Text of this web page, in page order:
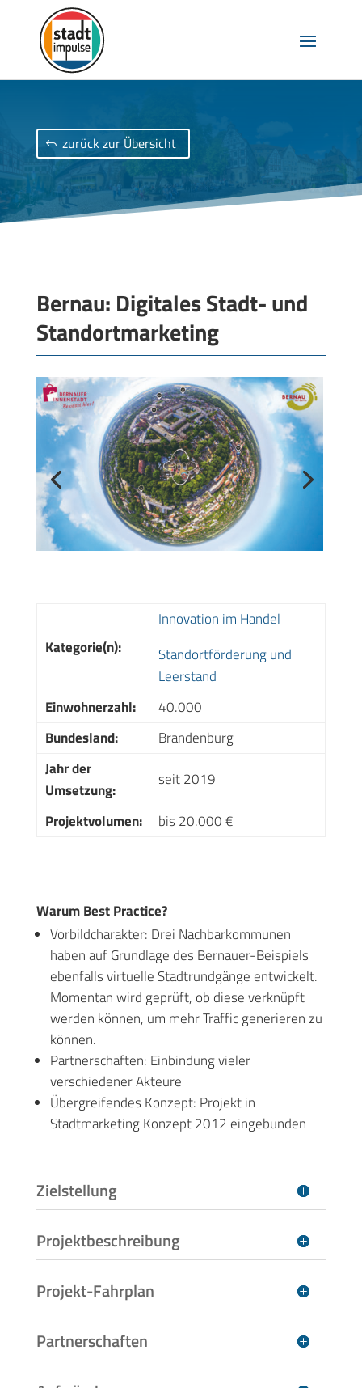
zurück zur Übersicht
Bernau: Digitales Stadt- und
Standortmarketing
Kategorie(n):
Innovation im Handel
Standortförderung und
Leerstand
Einwohnerzahl:
40.000
Bundesland:
Brandenburg
Jahr der
Umsetzung:
seit 2019
Projektvolumen:
bis 20.000 €
Warum Best Practice?
Vorbildcharakter: Drei Nachbarkommunen
haben auf Grundlage des Bernauer-Beispiels
ebenfalls virtuelle Stadtrundgänge entwickelt.
Momentan wird geprüft, ob diese verknüpft
werden können, um mehr Traffic generieren zu
können.
Partnerschaften: Einbindung vieler
verschiedener Akteure
Übergreifendes Konzept: Projekt in
Stadtmarketing Konzept 2012 eingebunden
Zielstellung
Projektbeschreibung
Projekt-Fahrplan
Partnerschaften